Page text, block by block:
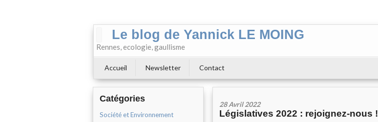
Le blog de Yannick LE MOING
Rennes, ecologie, gaullisme
Accueil Newsletter Contact
Catégories
Société et Environnement
28 Avril 2022
Législatives 2022 : rejoignez-nous !